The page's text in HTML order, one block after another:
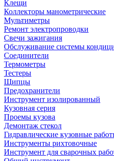
Клещи
Коллекторы манометрические
Мультиметры
Ремонт электропроводки
Свечи зажигания
Обслуживание системы
Соединители
Термометры
Тестеры
Щипцы
Предохранители
Инструмент изолированный
Кузовная серия
Проемы кузова
Демонтаж стекол
Гидравлические кузовные
Инструменты рихтовочные
Инструмент для сварочных